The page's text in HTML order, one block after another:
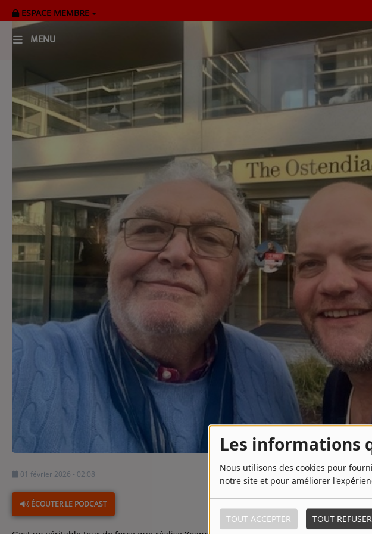
Les informations
Nous utilisons des cookies pour
notre site et pour améliorer
TOUT ACCEPTER TOUT REFUSER
ESPACE MEMBRE
MENU
RADIOPLAYER
CK RADIO Line-up
PODCASTS
CONCOURS
Contact
Contact
Régie Publicitaire
Recherche d'un titre
01 février 2026 - 02:08
ÉCOUTER LE PODCAST